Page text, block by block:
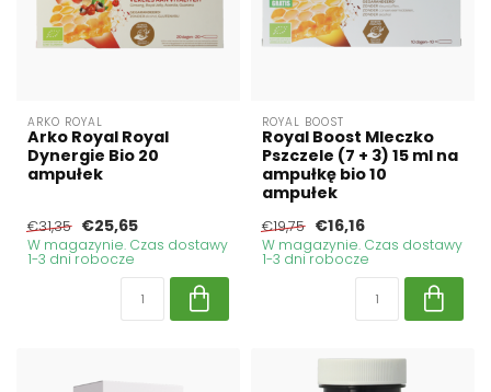
ARKO ROYAL
Arko Royal Royal
Dynergie Bio 20
ampułek
€31,35 €25,65
W magazynie. Czas dostawy
1-3 dni robocze
ROYAL BOOST
Royal Boost Mleczko
Pszczele (7 + 3) 15 ml na
ampułkę bio 10
ampułek
€19,75 €16,16
W magazynie. Czas dostawy
1-3 dni robocze